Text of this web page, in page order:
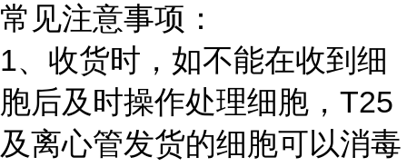
常见注意事项：
1、收货时，如不能在收到细
胞后及时操作处理细胞，T25
及离心管发货的细胞可以消毒